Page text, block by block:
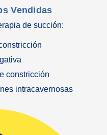
Vendidas
de succión:
constricción
intracavernosas